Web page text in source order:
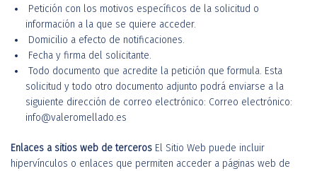
Petición con los motivos específicos de la solicitud o
información a la que se quiere acceder.
Domicilio a efecto de notificaciones.
Fecha y firma del solicitante.
Todo documento que acredite la petición que formula. Esta
solicitud y todo otro documento adjunto podrá enviarse a la
siguiente dirección de correo electrónico: Correo electrónico:
info@valeromellado.es
Enlaces a sitios web de terceros El Sitio Web puede incluir
hipervínculos o enlaces que permiten acceder a páginas web de